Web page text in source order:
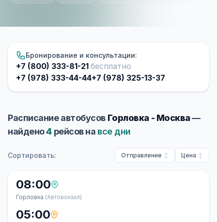
Бронирование и консультации:
+7 (800) 333-81-21 бесплатно
+7 (978) 333-44-44+7 (978) 325-13-37
Расписание автобусов Горловка - Москва—
найдено4рейсов на все дни
Сортировать: Отправление Цена
08:00
Горловка (Автовокзал)
05:00